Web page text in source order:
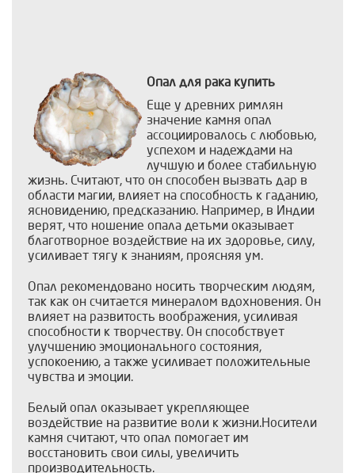
Опал для рака купить
Еще у древних римлян
значение камня опал
ассоциировалось с любовью,
успехом и надеждами на
лучшую и более стабильную
жизнь. Считают, что он способен вызвать дар в
области магии, влияет на способность к гаданию,
ясновидению, предсказанию. Например, в Индии
верят, что ношение опала детьми оказывает
благотворное воздействие на их здоровье, силу,
усиливает тягу к знаниям, проясняя ум.
Опал рекомендовано носить творческим людям,
так как он считается минералом вдохновения. Он
влияет на развитость воображения, усиливая
способности к творчеству. Он способствует
улучшению эмоционального состояния,
успокоению, а также усиливает положительные
чувства и эмоции.
Белый опал оказывает укрепляющее
воздействие на развитие воли к жизни.Носители
камня считают, что опал помогает им
восстановить свои силы, увеличить
производительность.